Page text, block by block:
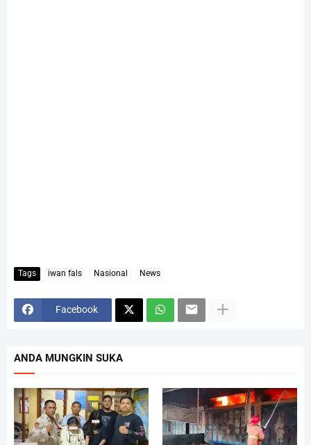
Tags iwan fals Nasional News
Facebook
ANDA MUNGKIN SUKA